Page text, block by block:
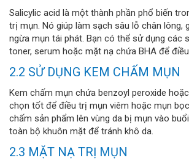
Salicylic acid là một thành phần phổ biến
trị mụn. Nó giúp làm sạch sâu lỗ chân lông,
ngừa mụn tái phát. Bạn có thể sử dụng các
toner, serum hoặc mặt nạ chứa BHA để
2.2 SỬ DỤNG KEM CHẤM MỤN
Kem chấm mụn chứa benzoyl peroxide
chọn tốt để điều trị mụn viêm hoặc mụn
chấm sản phẩm lên vùng da bị mụn vào
toàn bộ khuôn mặt để tránh khô da.
2.3 MẶT NẠ TRỊ MỤN